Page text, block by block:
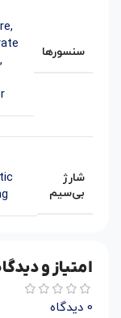
سنسورها
,
,
شارژ
بی‌سیم
امتیاز و
0 دیدگاه